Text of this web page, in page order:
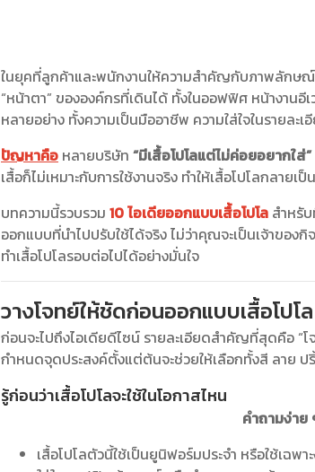
ในยุคที่ลูกค้าและพนักงานให้ความสำคัญกับภาพลักษณ์
“หน้าตา” ขององค์กรที่เดินได้ ทั้งในออฟฟิศ หน้างาน
หลายอย่าง ทั้งความเป็นมืออาชีพ ความใส่ใจในรายล
ปัญหาคือ หลายบริษัท “มีเสื้อโปโลแต่ไม่ค่อยอยากใส่”
เสื้อก็ไม่เหมาะกับการใช้งานจริง ทำให้เสื้อโปโลกลาย
บทความนี้รวบรวม 10 ไอเดียออกแบบเสื้อโปโล สำหรั
ออกแบบที่นำไปปรับใช้ได้จริง ไม่ว่าคุณจะเป็นเจ้าขอ
ทำเสื้อโปโลรอบต่อไปได้อย่างมั่นใจ
วางโจทย์ให้ชัดก่อนออกแบบเสื้อโปโล
ก่อนจะไปถึงไอเดียดีไซน์ รายละเอียดสำคัญที่สุดคือ “
กำหนดจุดประสงค์ตั้งแต่ต้นจะช่วยให้เลือกทั้งสี ลาย ป
รู้ก่อนว่าเสื้อโปโลจะใช้ในโอกาสไหน
คำถามง่าย
เสื้อโปโลตัวนี้ใช้เป็นยูนิฟอร์มประจำ หรือใช้เฉพา